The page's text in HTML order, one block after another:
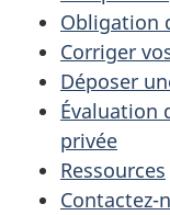
Obligation
Corriger
Déposer
Évaluation
privée
Ressources
Contactez-